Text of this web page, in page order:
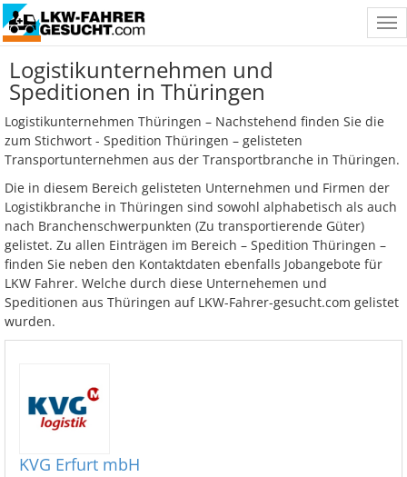
Logistikunternehmen und
Speditionen in Thüringen
Logistikunternehmen Thüringen – Nachstehend finden Sie die
zum Stichwort - Spedition Thüringen – gelisteten
Transportunternehmen aus der Transportbranche in Thüringen.
Die in diesem Bereich gelisteten Unternehmen und Firmen der
Logistikbranche in Thüringen sind sowohl alphabetisch als auch
nach Branchenschwerpunkten (Zu transportierende Güter)
gelistet. Zu allen Einträgen im Bereich – Spedition Thüringen –
finden Sie neben den Kontaktdaten ebenfalls Jobangebote für
LKW Fahrer. Welche durch diese Unternehemen und
Speditionen aus Thüringen auf LKW-Fahrer-gesucht.com gelistet
wurden.
KVG Erfurt mbH